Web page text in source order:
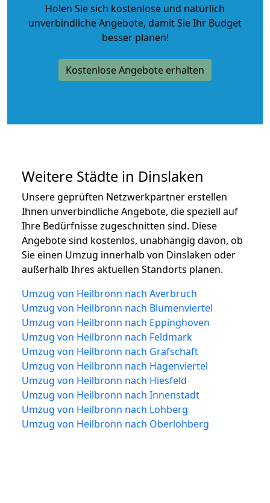
Holen Sie sich kostenlose und natürlich
unverbindliche Angebote, damit Sie Ihr Budget
besser planen!
Kostenlose Angebote erhalten
Weitere Städte in Dinslaken
Unsere geprüften Netzwerkpartner erstellen
Ihnen unverbindliche Angebote, die speziell auf
Ihre Bedürfnisse zugeschnitten sind. Diese
Angebote sind kostenlos, unabhängig davon, ob
Sie einen Umzug innerhalb von Dinslaken oder
außerhalb Ihres aktuellen Standorts planen.
Umzug von Heilbronn nach Averbruch
Umzug von Heilbronn nach Blumenviertel
Umzug von Heilbronn nach Eppinghoven
Umzug von Heilbronn nach Feldmark
Umzug von Heilbronn nach Grafschaft
Umzug von Heilbronn nach Hagenviertel
Umzug von Heilbronn nach Hiesfeld
Umzug von Heilbronn nach Innenstadt
Umzug von Heilbronn nach Lohberg
Umzug von Heilbronn nach Oberlohberg